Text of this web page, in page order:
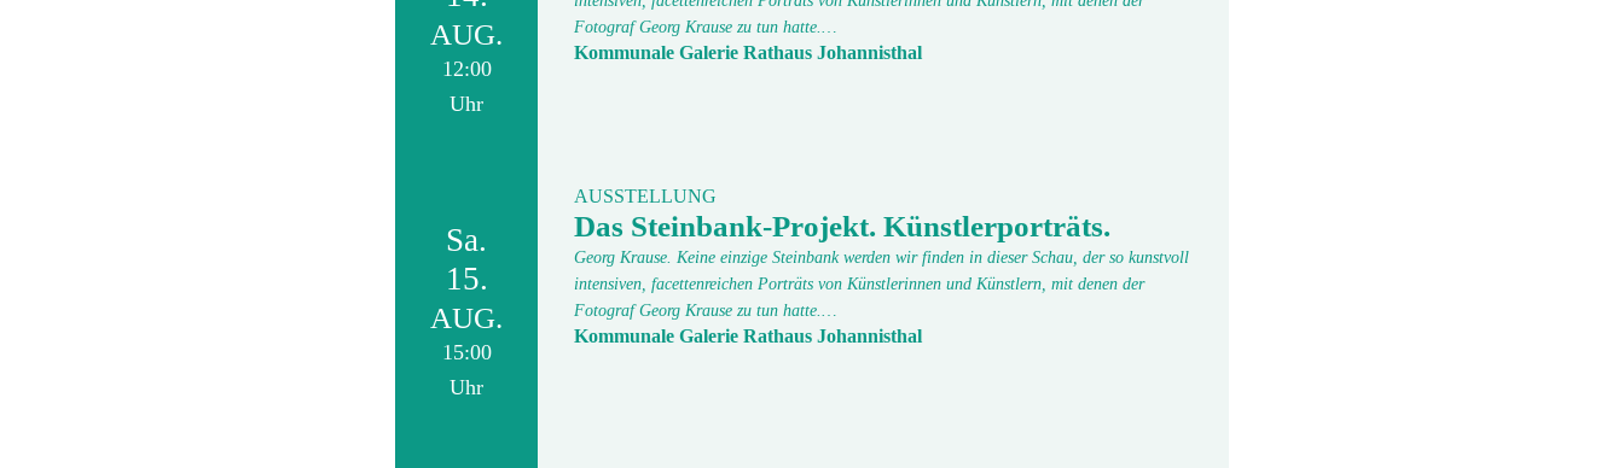
AUG.
12:00
Uhr
Fotograf Georg Krause zu tun hatte.…
Kommunale Galerie Rathaus Johannisthal
Sa.
15.
AUG.
15:00
Uhr
AUSSTELLUNG
Das Steinbank-Projekt. Künstlerporträts.
Georg Krause. Keine einzige Steinbank werden wir finden in dieser Schau, der so kunstvoll
intensiven, facettenreichen Porträts von Künstlerinnen und Künstlern, mit denen der
Fotograf Georg Krause zu tun hatte.…
Kommunale Galerie Rathaus Johannisthal